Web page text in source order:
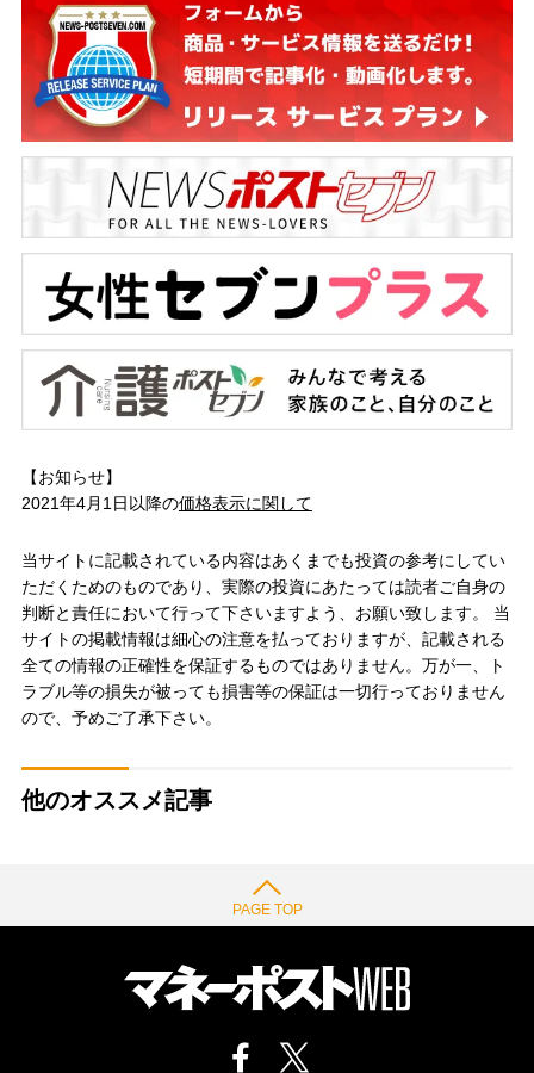
【お知らせ】
2021年4月1日以降の価格表示に関して
当サイトに記載されている内容はあくまでも投資の参考にしてい
ただくためのものであり、実際の投資にあたっては読者ご自身の
判断と責任において行って下さいますよう、お願い致します。 当
サイトの掲載情報は細心の注意を払っておりますが、記載される
全ての情報の正確性を保証するものではありません。万が一、ト
ラブル等の損失が被っても損害等の保証は一切行っておりません
ので、予めご了承下さい。
他のオススメ記事
PAGE TOP